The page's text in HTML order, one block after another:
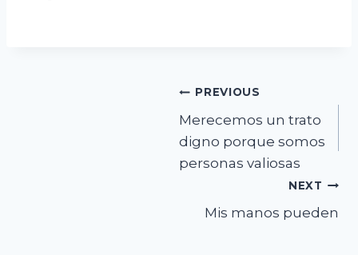
PREVIOUS
Merecemos un trato
digno porque somos
personas valiosas
NEXT
Mis manos pueden